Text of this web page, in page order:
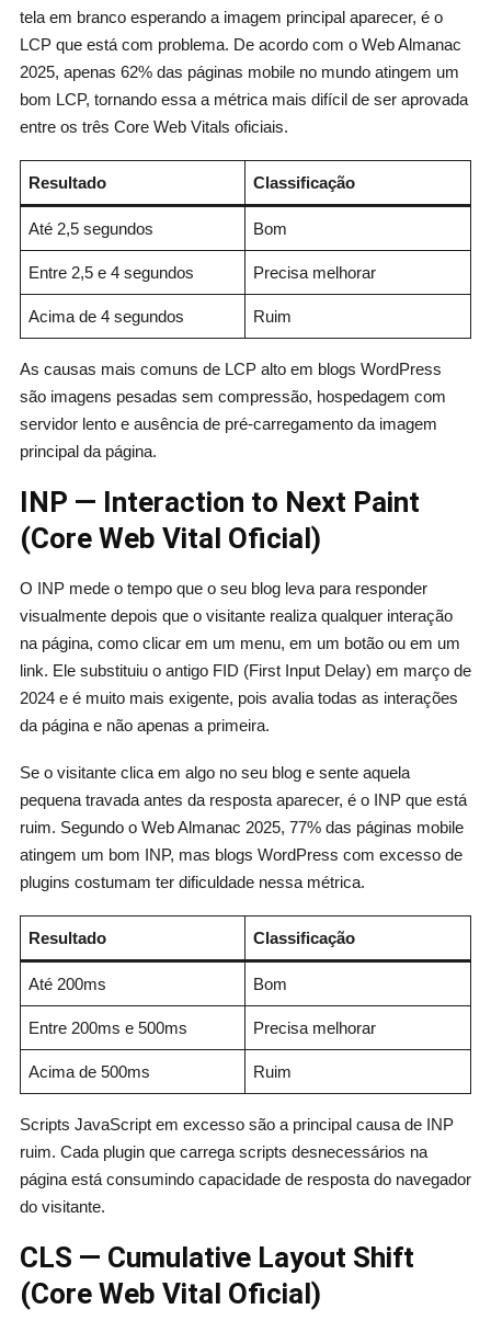
tela em branco esperando a imagem principal aparecer, é o
LCP que está com problema. De acordo com o Web Almanac
2025, apenas 62% das páginas mobile no mundo atingem um
bom LCP, tornando essa a métrica mais difícil de ser aprovada
entre os três Core Web Vitals oficiais.
Resultado Classificação
Até 2,5 segundos Bom
Entre 2,5 e 4 segundos Precisa melhorar
Acima de 4 segundos Ruim
As causas mais comuns de LCP alto em blogs WordPress
são imagens pesadas sem compressão, hospedagem com
servidor lento e ausência de pré-carregamento da imagem
principal da página.
INP — Interaction to Next Paint
(Core Web Vital Oficial)
O INP mede o tempo que o seu blog leva para responder
visualmente depois que o visitante realiza qualquer interação
na página, como clicar em um menu, em um botão ou em um
link. Ele substituiu o antigo FID (First Input Delay) em março de
2024 e é muito mais exigente, pois avalia todas as interações
da página e não apenas a primeira.
Se o visitante clica em algo no seu blog e sente aquela
pequena travada antes da resposta aparecer, é o INP que está
ruim. Segundo o Web Almanac 2025, 77% das páginas mobile
atingem um bom INP, mas blogs WordPress com excesso de
plugins costumam ter dificuldade nessa métrica.
Resultado Classificação
Até 200ms Bom
Entre 200ms e 500ms Precisa melhorar
Acima de 500ms Ruim
Scripts JavaScript em excesso são a principal causa de INP
ruim. Cada plugin que carrega scripts desnecessários na
página está consumindo capacidade de resposta do navegador
do visitante.
CLS — Cumulative Layout Shift
(Core Web Vital Oficial)